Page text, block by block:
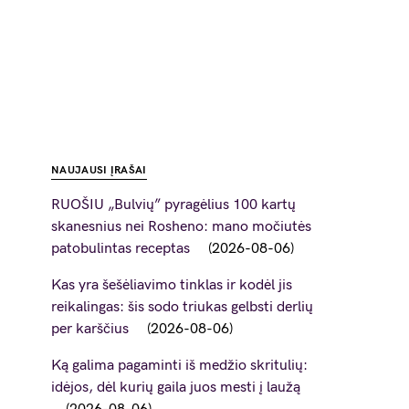
NAUJAUSI ĮRAŠAI
RUOŠIU „Bulvių” pyragėlius 100 kartų
skanesnius nei Rosheno: mano močiutės
patobulintas receptas
2026-08-06
Kas yra šešėliavimo tinklas ir kodėl jis
reikalingas: šis sodo triukas gelbsti derlių
per karščius
2026-08-06
Ką galima pagaminti iš medžio skritulių:
idėjos, dėl kurių gaila juos mesti į laužą